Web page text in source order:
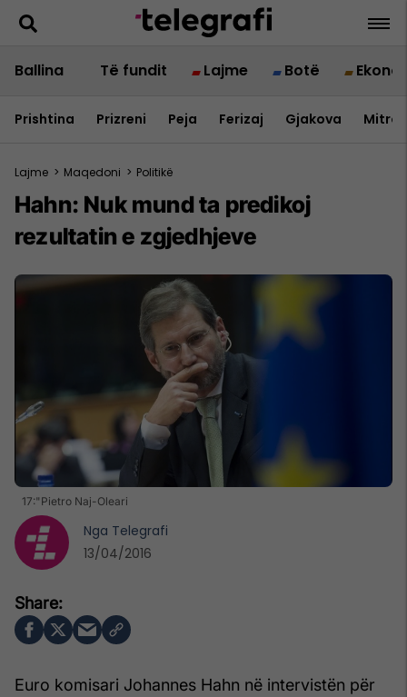
Ballina Të fundit Lajme Botë
Prishtina Prizreni Peja Ferizaj Gjakova
Lajme > Maqedoni > Politikë
Hahn: Nuk mund ta predikoj
rezultatin e zgjedhjeve
17:"Pietro Naj-Oleari
Euro komisari Johannes Hahn në intervistën për
Nga Telegrafi
13/04/2016